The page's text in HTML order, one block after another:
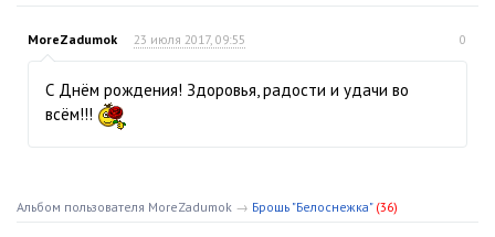
MoreZadumok 23 июля 2017, 09:55 0
С Днём рождения! Здоровья, радости и удачи во
всём!!!
Альбом пользователя MoreZadumok → Брошь "Белоснежка" (36)